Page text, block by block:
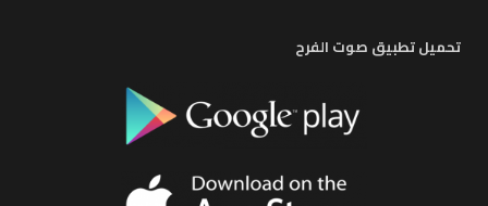
تحميل تطبيق صوت الفرح